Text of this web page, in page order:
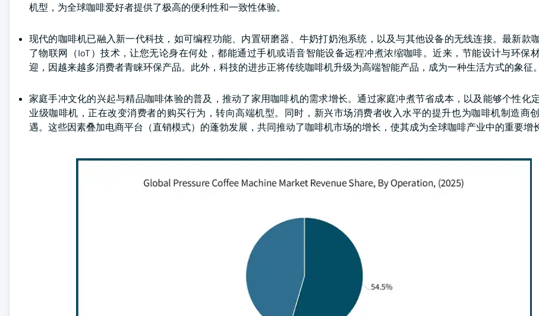
机型，为全球咖啡爱好者提供了极高的便利性和一致性体验。
现代的咖啡机已融入新一代科技，如可编程功能、内置研磨器、牛奶打奶泡系统，以及与其他设备的无线连接。最新款
了物联网（IoT）技术，让您无论身在何处，都能通过手机或语音智能设备远程冲煮浓缩咖啡。近来，节能设计与环保
迎，因越来越多消费者青睐环保产品。此外，科技的进步正将传统咖啡机升级为高端智能产品，成为一种生活方式的象征。
家庭手冲文化的兴起与精品咖啡体验的普及，推动了家用咖啡机的需求增长。通过家庭冲煮节省成本，以及能够个性化
业级咖啡机，正在改变消费者的购买行为，转向高端机型。同时，新兴市场消费者收入水平的提升也为咖啡机制造商
遇。这些因素叠加电商平台（直销模式）的蓬勃发展，共同推动了咖啡机市场的增长，使其成为全球咖啡产业中的重要增